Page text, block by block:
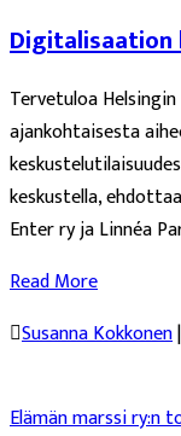
Tervetuloa
ajankohtaisesta
keskustella,
Enter ry ja Linnéa
Read More
Susanna Kokkonen|
Elämän marssi ry:n